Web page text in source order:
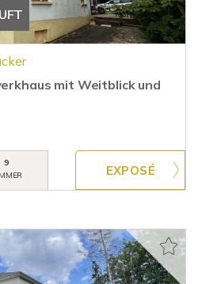
mit Weitblick und
9